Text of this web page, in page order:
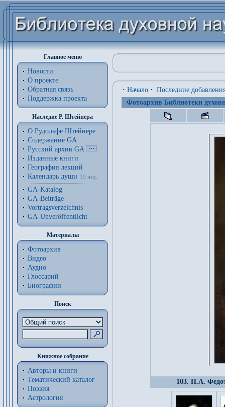
Главное меню
Новости
О проекте
Обратная связь
Поддержка проекта
Наследие Р. Штейнера
О Рудольфе Штейнере
Содержание GA
Русский архив GA
Изданные книги
География лекций
Календарь души
19 нед.
GA-Katalog
GA-Beiträge
Vortragsverzeichnis
GA-Unveröffentlicht
Материалы
Фотоархив
Видео
Аудио
Глоссарий
Биографии
Поиск
Книжное собрание
Авторы и книги
Тематический каталог
Поэзия
Астрология
· Начало · Последние
Фотоархив Библиотеки
103. П.А.